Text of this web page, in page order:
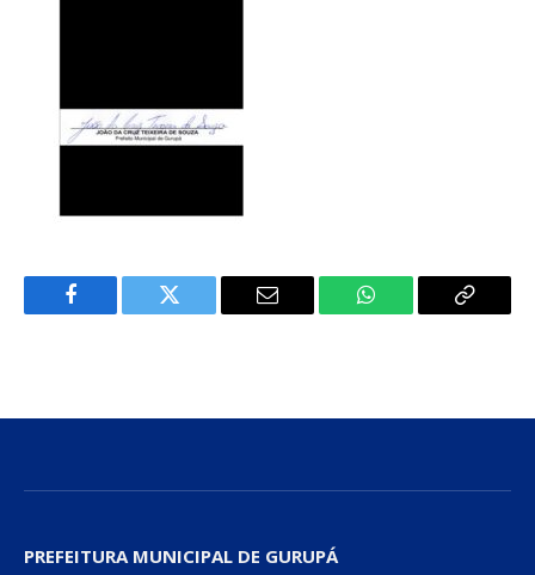
Facebook Twitter
E-
WhatsApp Copiar
PREFEITURA MUNICIPAL DE GURUPÁ